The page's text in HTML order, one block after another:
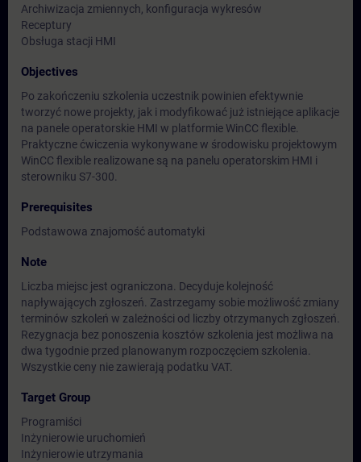
Archiwizacja zmiennych, konfiguracja wykresów
Receptury
Obsługa stacji HMI
Objectives
Po zakończeniu szkolenia uczestnik powinien efektywnie
tworzyć nowe projekty, jak i modyfikować już istniejące aplikacje
na panele operatorskie HMI w platformie WinCC flexible.
Praktyczne ćwiczenia wykonywane w środowisku projektowym
WinCC flexible realizowane są na panelu operatorskim HMI i
sterowniku S7-300.
Prerequisites
Podstawowa znajomość automatyki
Note
Liczba miejsc jest ograniczona. Decyduje kolejność
napływających zgłoszeń. Zastrzegamy sobie możliwość zmiany
terminów szkoleń w zależności od liczby otrzymanych zgłoszeń.
Rezygnacja bez ponoszenia kosztów szkolenia jest możliwa na
dwa tygodnie przed planowanym rozpoczęciem szkolenia.
Wszystkie ceny nie zawierają podatku VAT.
Target Group
Programiści
Inżynierowie uruchomień
Inżynierowie utrzymania